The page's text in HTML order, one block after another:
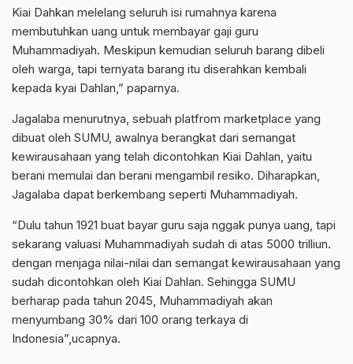
Kiai Dahkan melelang seluruh isi rumahnya karena
membutuhkan uang untuk membayar gaji guru
Muhammadiyah. Meskipun kemudian seluruh barang dibeli
oleh warga, tapi ternyata barang itu diserahkan kembali
kepada kyai Dahlan,” paparnya.
Jagalaba menurutnya, sebuah platfrom marketplace yang
dibuat oleh SUMU, awalnya berangkat dari semangat
kewirausahaan yang telah dicontohkan Kiai Dahlan, yaitu
berani memulai dan berani mengambil resiko. Diharapkan,
Jagalaba dapat berkembang seperti Muhammadiyah.
“Dulu tahun 1921 buat bayar guru saja nggak punya uang, tapi
sekarang valuasi Muhammadiyah sudah di atas 5000 trilliun.
dengan menjaga nilai-nilai dan semangat kewirausahaan yang
sudah dicontohkan oleh Kiai Dahlan. Sehingga SUMU
berharap pada tahun 2045, Muhammadiyah akan
menyumbang 30% dari 100 orang terkaya di
Indonesia”,ucapnya.